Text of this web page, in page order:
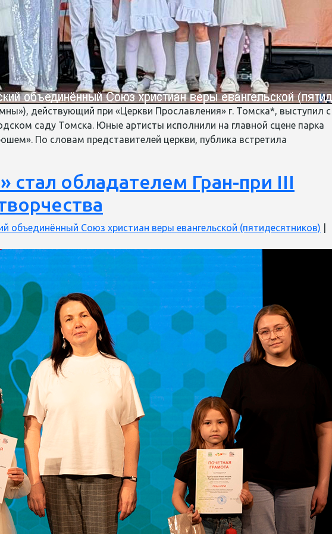
действующий при «Церкви Прославления» г. Томска*, выступил с
саду Томска. Юные артисты исполнили на главной сцене парка
По словам представителей церкви, публика встретила
обладателем Гран-при III
объединённый Союз христиан веры евангельской (пятидесятников)